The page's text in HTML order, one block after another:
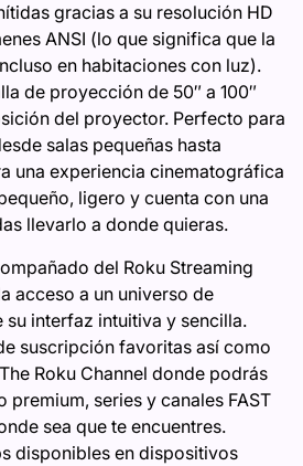
gracias a su resolución HD
ANSI (lo que significa que la
en habitaciones con luz).
de proyección de 50″ a 100″
del proyector. Perfecto para
salas pequeñas hasta
una experiencia cinematográfica
ligero y cuenta con una
llevarlo a donde quieras.
del Roku Streaming
acceso a un universo de
interfaz intuitiva y sencilla.
suscripción favoritas así como
Roku Channel donde podrás
series y canales FAST
sea que te encuentres.
disponibles en dispositivos